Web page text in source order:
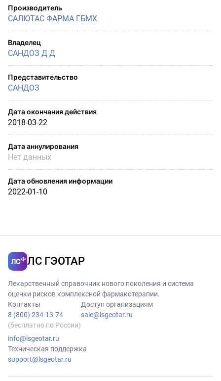
Производитель
САЛЮТАС ФАРМА ГБМХ
Владелец
САНДОЗ Д Д
Представительство
САНДОЗ
Дата окончания действия
2018-03-22
Дата аннулирования
Нет данных
Дата обновления информации
2022-01-10
ЛС ГЭОТАР
Лекарственный справочник нового поколения и система
оценки рисков комплексной фармакотерапии.
Контакты
8 (800) 234-13-74
(бесплатно по России)
info@lsgeotar.ru
Доступ организациям
sale@lsgeotar.ru
Техническая поддержка
support@lsgeotar.ru